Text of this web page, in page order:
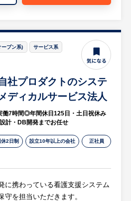
人担当コメント】
を共同で開発している、道外企業
しながら業務を行っていただきま
ープン系) サービス系
社プロダクトのシステ
ディカルサービス法人
7時間◎年間休日125日・土日祝休み
計・DB開発までお任せ
2日制 設立10年以上の会社 正社員
に携わっている看護支援システム
守を担当いただきます。